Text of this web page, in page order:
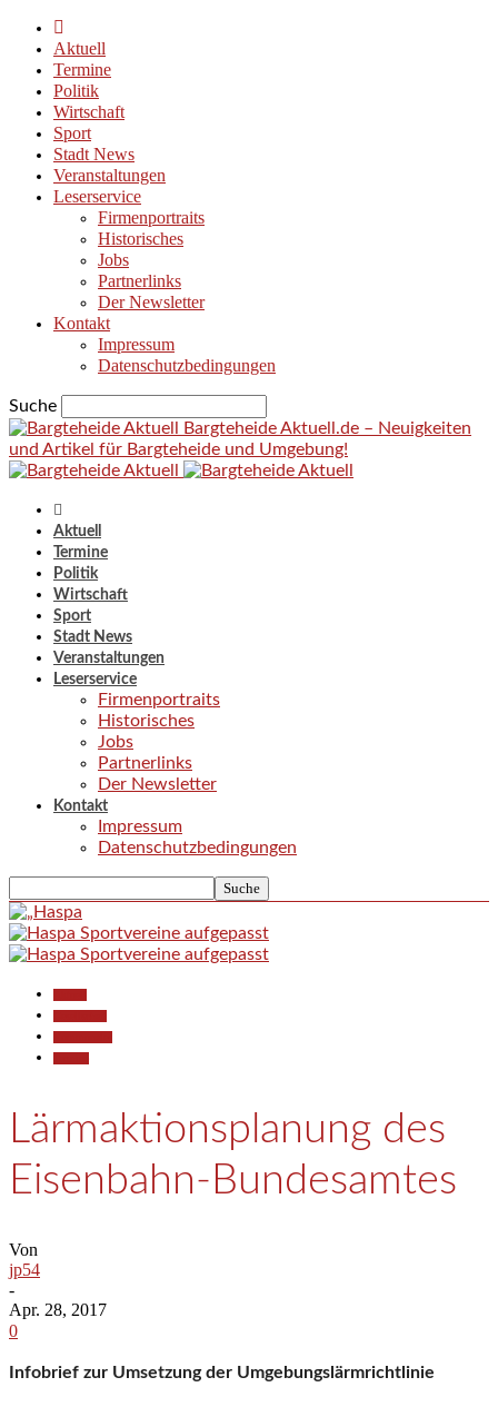
Aktuell
Termine
Politik
Wirtschaft
Sport
Stadt News
Veranstaltungen
Leserservice
Firmenportraits
Historisches
Jobs
Partnerlinks
Der Newsletter
Kontakt
Impressum
Datenschutzbedingungen
Suche
Bargteheide Aktuell.de – Neuigkeiten
und Artikel für Bargteheide und Umgebung!
Aktuell
Termine
Politik
Wirtschaft
Sport
Stadt News
Veranstaltungen
Leserservice
Firmenportraits
Historisches
Jobs
Partnerlinks
Der Newsletter
Kontakt
Impressum
Datenschutzbedingungen
Lärmaktionsplanung des
Eisenbahn-Bundesamtes
Von
jp54
-
Apr. 28, 2017
0
Infobrief zur Umsetzung der Umgebungslärmrichtlinie